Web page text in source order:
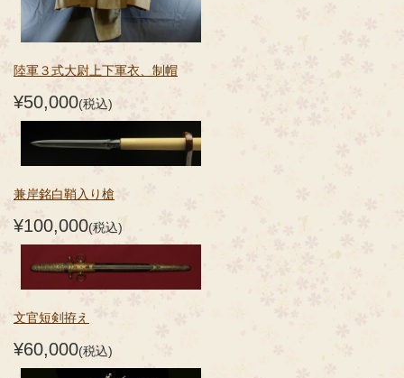
陸軍３式大尉上下軍衣、制帽
¥50,000(税込)
兼岸銘白鞘入り槍
¥100,000(税込)
文官短剣拵え
¥60,000(税込)